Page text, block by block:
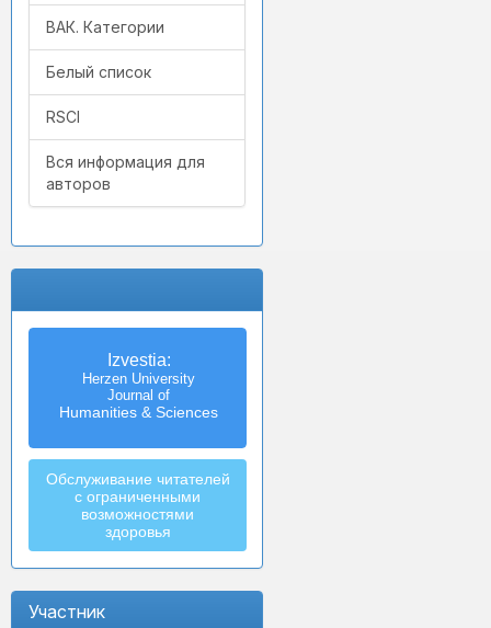
ВАК. Категории
Белый список
RSCI
Вся информация для
авторов
Izvestia:
Herzen University
Journal of
Humanities & Sciences
Обслуживание читателей
с ограниченными
возможностями
здоровья
Участник